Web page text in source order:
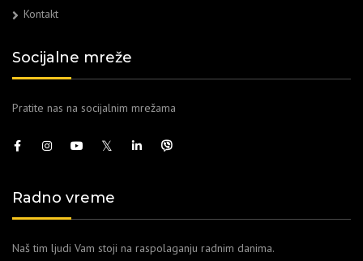
Kontakt
Socijalne mreže
Pratite nas na socijalnim mrežama
Radno vreme
Naš tim ljudi Vam stoji na raspolaganju radnim danima.